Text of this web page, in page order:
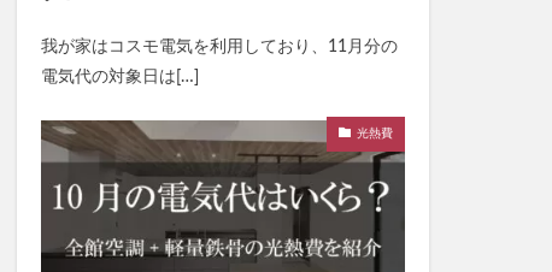
我が家はコスモ電気を利用しており、11月分の
電気代の対象日は[…]
光熱費